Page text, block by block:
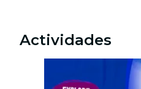
Actividades